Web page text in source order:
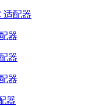
适配器
器
器
器
器